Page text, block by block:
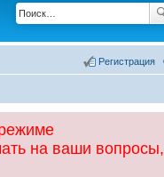
Регистрация
на ваши вопросы,